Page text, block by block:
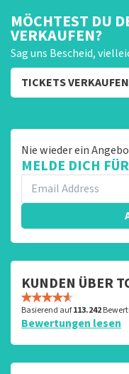
MÖCHTEST DU
VERKAUFEN?
Sag uns Bescheid,
TICKETS VERKAUFEN
Nie wieder ein
MELDE DICH
KUNDEN ÜBER
Basierend auf113.242
Bewertungen lesen